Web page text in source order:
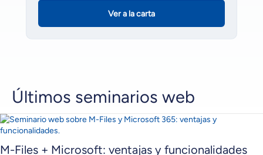
Ver a la carta
Últimos seminarios web
M-Files + Microsoft: ventajas y funcionalidades